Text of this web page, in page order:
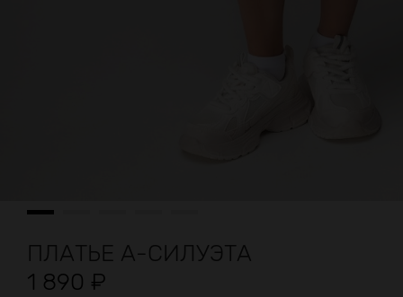
ПЛАТЬЕ А-СИЛУЭТА
1 890 ₽